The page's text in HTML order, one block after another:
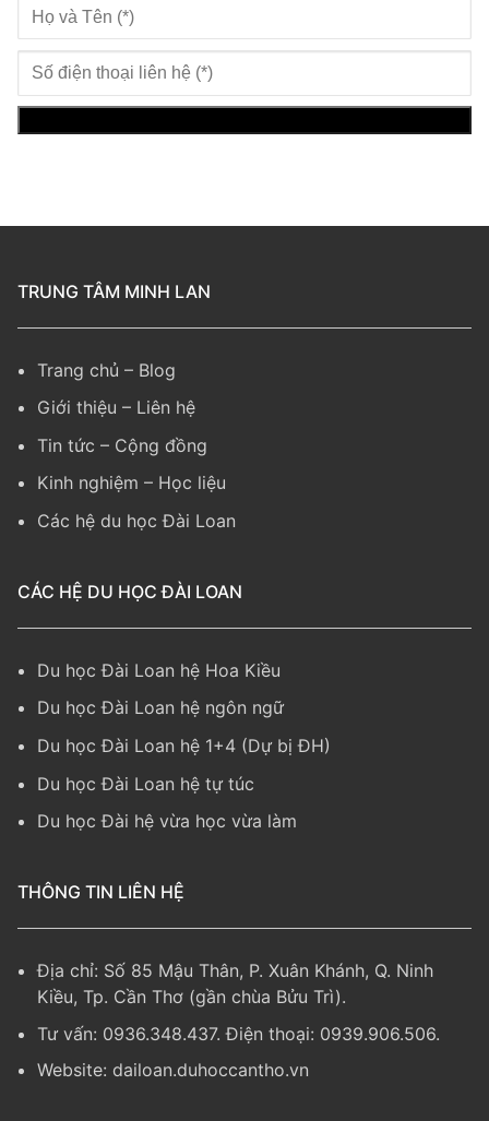
TRUNG TÂM MINH LAN
Trang chủ – Blog
Giới thiệu – Liên hệ
Tin tức – Cộng đồng
Kinh nghiệm – Học liệu
Các hệ du học Đài Loan
CÁC HỆ DU HỌC ĐÀI LOAN
Du học Đài Loan hệ Hoa Kiều
Du học Đài Loan hệ ngôn ngữ
Du học Đài Loan hệ 1+4 (Dự bị ĐH)
Du học Đài Loan hệ tự túc
Du học Đài hệ vừa học vừa làm
THÔNG TIN LIÊN HỆ
Địa chỉ: Số 85 Mậu Thân, P. Xuân Khánh, Q. Ninh
Kiều, Tp. Cần Thơ (gần chùa Bửu Trì).
Tư vấn: 0936.348.437. Điện thoại: 0939.906.506.
Website: dailoan.duhoccantho.vn